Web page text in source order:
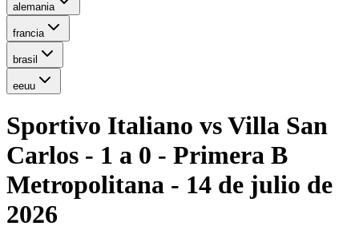
alemania
francia
brasil
eeuu
Sportivo Italiano vsVilla San
Carlos - 1 a 0 - Primera B
Metropolitana - 14 de julio de
2026